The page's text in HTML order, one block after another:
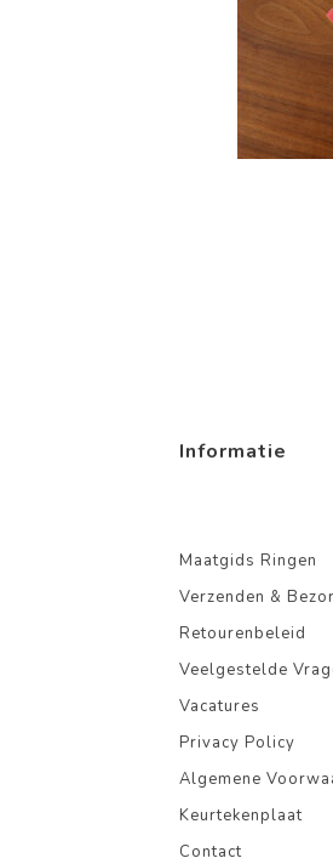
Informatie
Maatgids Ringen
Verzenden &
Retourenbeleid
Veelgestelde
Vacatures
Privacy Policy
Algemene
Keurtekenplaat
Contact